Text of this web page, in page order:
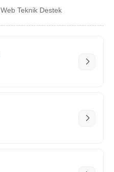
Web Teknik Destek